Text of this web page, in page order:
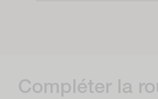
Compléter la